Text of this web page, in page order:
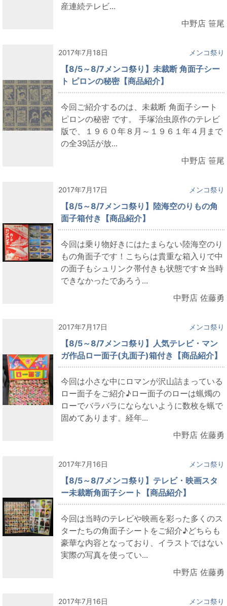
産連続テレビ...
中野店 笹尾
2017年7月18日 メンコ祭り
【8/5～8/7メンコ祭り】未裁断 角面子シー
ト ピロンの秘密【商品紹介】
今回ご紹介するのは、未裁断 角面子シート
ピロンの秘密 です。 手塚治虫原作のテレビ
版で、１９６０年８月～１９６１年４月まで
の全39話が放...
中野店 笹尾
2017年7月17日 メンコ祭り
【8/5～8/7メンコ祭り】陸海空のりもの角
面子箱付き【商品紹介】
今回は乗り物好きにはたまらない陸海空のり
もの角面子です！こちらは貴重な箱入りで中
の面子もシュリンク帯付きも状態です☆当時
できなかったであろう...
中野店 佐藤勇
2017年7月17日 メンコ祭り
【8/5～8/7メンコ祭り】人気テレビ・マン
ガ作品ロー面子(丸面子)箱付き【商品紹介】
今回は小さな中にロマンが沢山詰まっている
ロー面子をご紹介♪ロー面子のローは蝋燭の
ローでバラバラにならないように数枚を蝋で
固めてあります。経年...
中野店 佐藤勇
2017年7月16日 メンコ祭り
【8/5～8/7メンコ祭り】テレビ・映画スタ
ー未裁断角面子シート【商品紹介】
今回は当時のテレビや映画を彩った多くのス
ターたちの角面子シートをご紹介♪どちらも
豪華な内容となっており、イラストではない
実際の写真を使ってい...
中野店 佐藤勇
2017年7月16日 メンコ祭り